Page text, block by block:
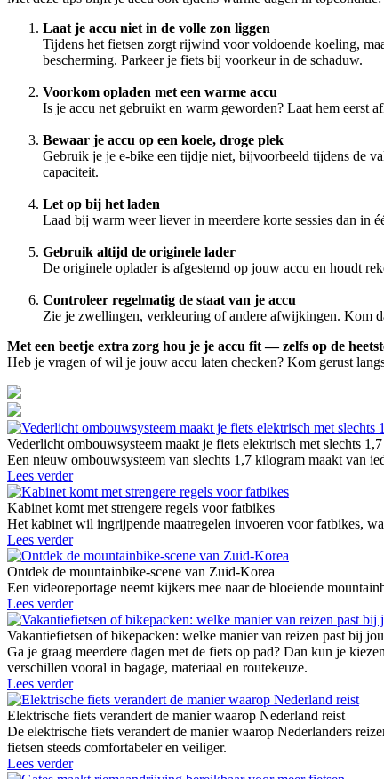
Laat je accu niet in de volle zon liggen
Tijdens het fietsen zorgt rijwind voor voldoende koeling,
bescherming. Parkeer je fiets bij voorkeur in de schaduw.
Voorkom opladen met een warme accu
Is je accu net gebruikt en warm geworden? Laat hem eerst
Bewaar je accu op een koele, droge plek
Gebruik je je e-bike een tijdje niet, bijvoorbeeld tijdens de
capaciteit.
Let op bij het laden
Laad bij warm weer liever in meerdere korte sessies dan in
Gebruik altijd de originele lader
De originele oplader is afgestemd op jouw accu en houdt
Controleer regelmatig de staat van je accu
Zie je zwellingen, verkleuring of andere afwijkingen. Kom
Met een beetje extra zorg hou je je accu fit — zelfs op de
Heb je vragen of wil je jouw accu laten checken? Kom gerust
Vederlicht ombouwsysteem maakt je fiets elektrisch met slechts
Een nieuw ombouwsysteem van slechts 1,7 kilogram maakt van
Lees verder
Kabinet komt met strengere regels voor fatbikes
Het kabinet wil ingrijpende maatregelen invoeren voor fatbikes,
Lees verder
Ontdek de mountainbike-scene van Zuid-Korea
Een videoreportage neemt kijkers mee naar de bloeiende
Lees verder
Vakantiefietsen of bikepacken: welke manier van reizen past bij
Ga je graag meerdere dagen met de fiets op pad? Dan kun je
verschillen vooral in bagage, materiaal en routekeuze.
Lees verder
Elektrische fiets verandert de manier waarop Nederland reist
De elektrische fiets verandert de manier waarop Nederlanders
fietsen steeds comfortabeler en veiliger.
Lees verder